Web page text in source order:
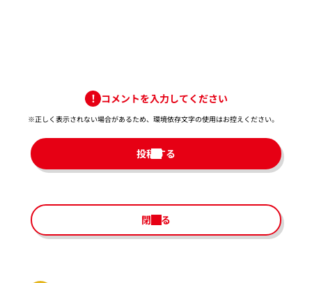
コメントを入力してください
※正しく表示されない場合があるため、環境依存文字の使用はお控えください。​
投稿する
閉じる